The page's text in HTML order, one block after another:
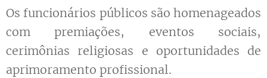
Os funcionários públicos são homenageados
com premiações, eventos sociais,
cerimônias religiosas e oportunidades de
aprimoramento profissional.